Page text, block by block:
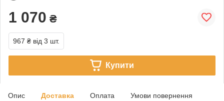
1 070 ₴
967 ₴ від 3 шт.
Купити
Опис Доставка Оплата Умови повернення